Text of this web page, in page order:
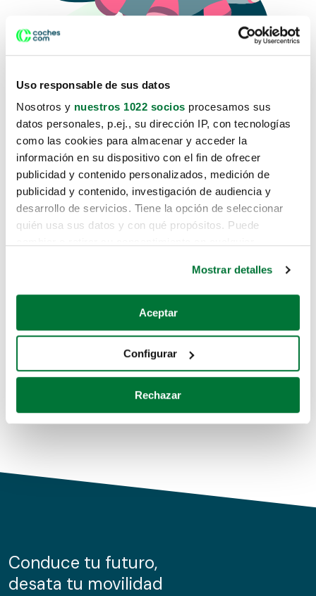
Uso responsable de sus datos
Nosotros y nuestros 1022 socios procesamos sus
datos personales, p.ej., su dirección IP, con tecnologías
como las cookies para almacenar y acceder la
información en su dispositivo con el fin de ofrecer
publicidad y contenido personalizados, medición de
publicidad y contenido, investigación de audiencia y
desarrollo de servicios. Tiene la opción de seleccionar
quién usa sus datos y con qué propósitos. Puede
Si lo permite, también quisiéramos:
Recopilar información sobre su ubicación geográfica
Identificar su dispositivo analizándolo activamente
para buscar características específicas (huellas
Obtenga más información sobre cómo se procesan sus
de cookies.
información sobre el uso que haga del sitio web con
nuestros partners de redes sociales, publicidad y análisis
Mostrar detalles
Aceptar
Configurar
Rechazar
Lo sentimos, no sabemos como
te hemos traido hasta aquí.
Pero puedes encontrar el coche que estás
buscando en alguno de estos enlaces:
Coches de segunda mano
Coches de km0
Conduce tu futuro,
desata tu movilidad